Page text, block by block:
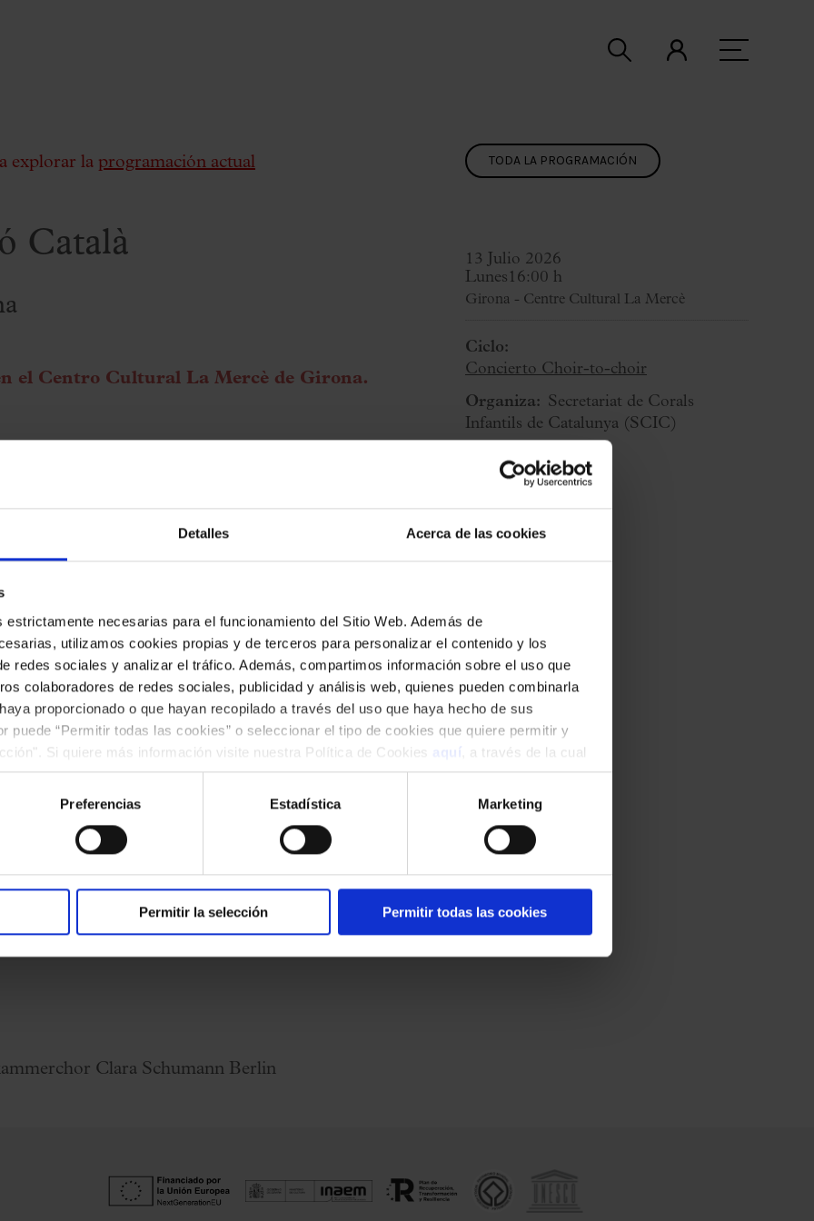
Detalles Acerca de las cookies
estrictamente necesarias para el funcionamiento del Sitio Web. Además de
utilizamos cookies propias y de terceros para personalizar el contenido y los
redes sociales y analizar el tráfico. Además, compartimos información sobre el uso que
colaboradores de redes sociales, publicidad y análisis web, quienes pueden combinarla
proporcionado o que hayan recopilado a través del uso que haya hecho de sus
puede “Permitir todas las cookies” o seleccionar el tipo de cookies que quiere permitir y
Si quiere más información visite nuestra Política de Cookies
aquí
, a través de la cual
las cookies en cualquier momento.”.
Preferencias Estadística Marketing
Permitir la selección Permitir todas las cookies
explorar la programación actual
Català
el Centro Cultural La Mercè de Girona.
percusión
Clara Schumann Berlin
TODA LA PROGRAMACIÓN
13 Julio 2026
Lunes 16:00 h
Girona - Centre Cultural La Mercè
Ciclo:
Concierto Choir-to-choir
Organiza: Secretariat de Corals
Infantils de Catalunya (SCIC)